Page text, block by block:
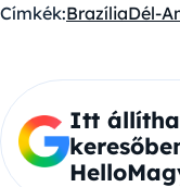
Címkék:BrazíliaDél-
Itt